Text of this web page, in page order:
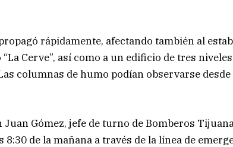
rápidamente, afectando también al
Cerve”, así como a un edificio de tres
columnas de humo podían observarse
Juan Gómez, jefe de turno de Bomberos
8:30 de la mañana a través de la línea de